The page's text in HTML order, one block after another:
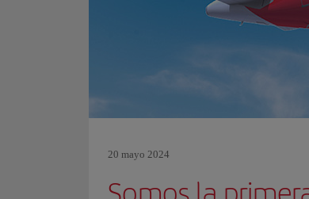
20 mayo 2024